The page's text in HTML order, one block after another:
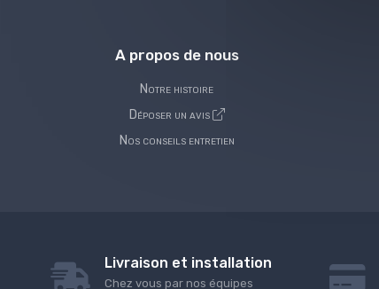
A propos de nous
Notre histoire
Déposer un avis
Nos conseils entretien
Livraison et installation
Chez vous par nos équipes